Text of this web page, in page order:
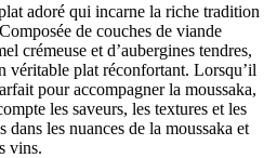
adoré qui incarne la riche tradition
de couches de viande
crémeuse et d’aubergines tendres,
véritable plat réconfortant. Lorsqu’il
pour accompagner la moussaka,
les saveurs, les textures et les
les nuances de la moussaka et
vins.